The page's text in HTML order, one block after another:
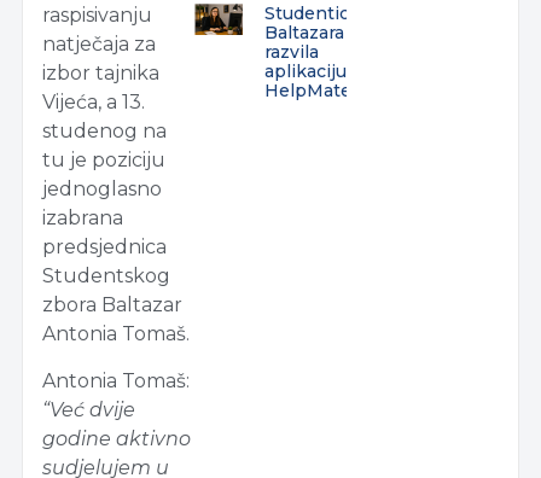
raspisivanju
natječaja za
izbor tajnika
Vijeća, a 13.
studenog na
tu je poziciju
jednoglasno
izabrana
predsjednica
Studentskog
zbora Baltazar
Antonia Tomaš.
Antonia Tomaš:
“Već dvije
godine aktivno
sudjelujem u
Studentica
Baltazara
razvila
aplikaciju
HelpMate